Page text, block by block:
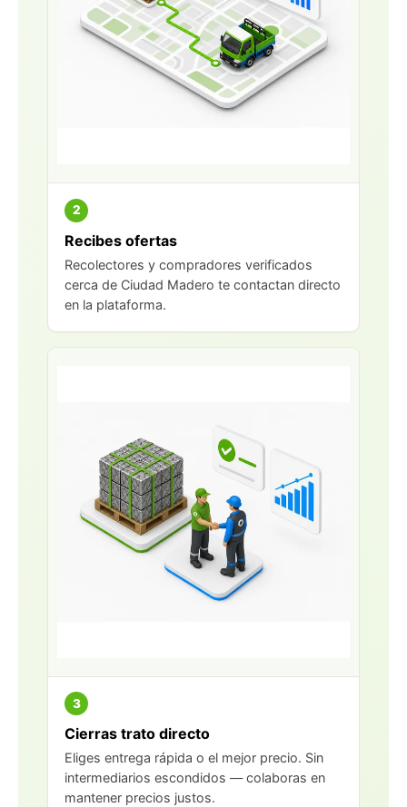
2
Recibes ofertas
Recolectores y compradores verificados
cerca de Ciudad Madero te contactan directo
en la plataforma.
3
Cierras trato directo
Eliges entrega rápida o el mejor precio. Sin
intermediarios escondidos — colaboras en
mantener precios justos.